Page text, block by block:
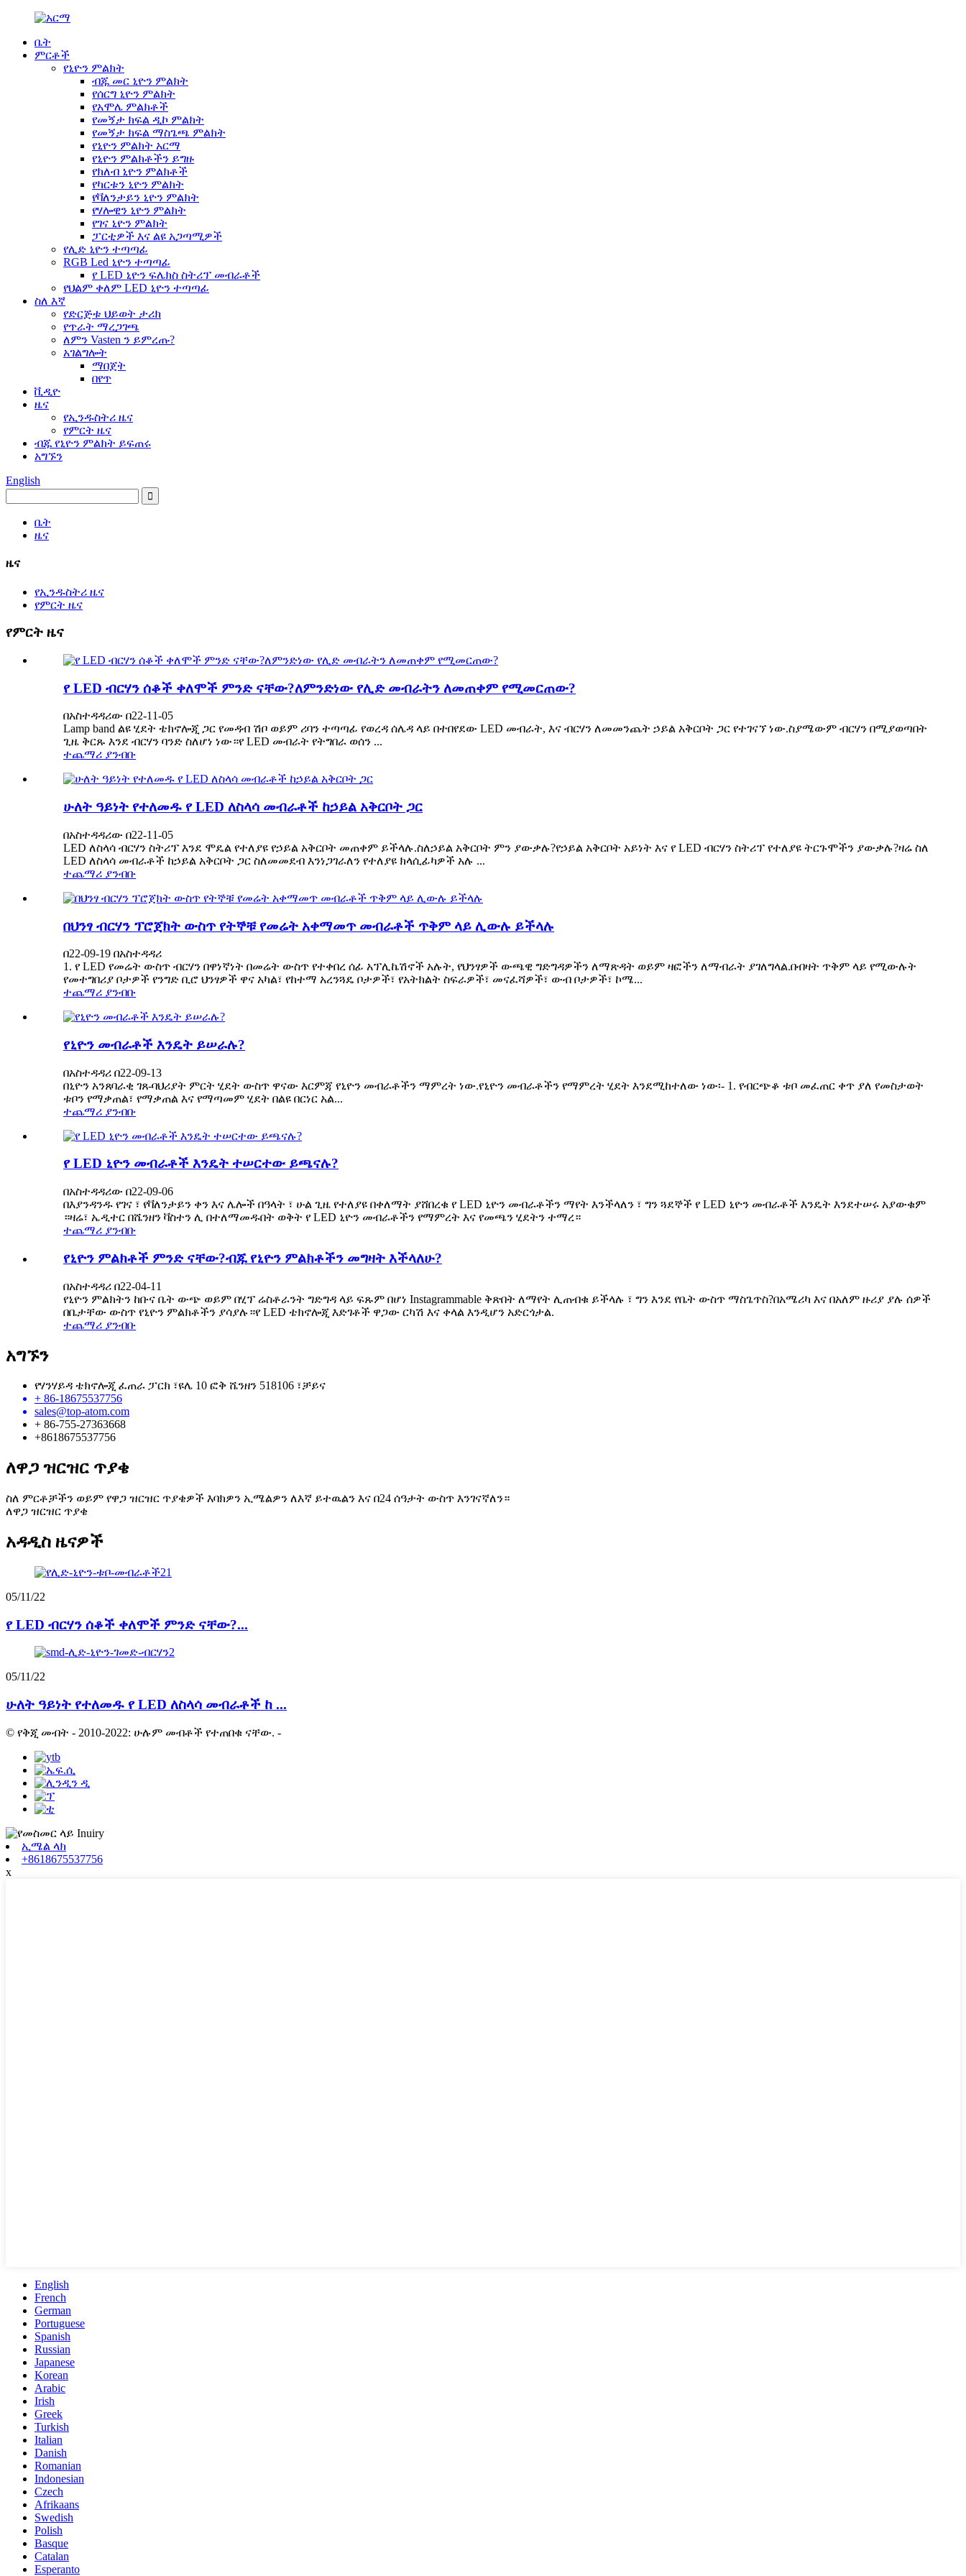
ቤት
ምርቶች
የኒዮን ምልክት
ብጁ መር ኒዮን ምልክት
የሰርግ ኒዮን ምልክት
የአሞሌ ምልክቶች
የመኝታ ክፍል ዲኮ ምልክት
የመኝታ ክፍል ማስጌጫ ምልክት
የኒዮን ምልክት አርማ
የኒዮን ምልክቶችን ይግዙ
የክለብ ኒዮን ምልክቶች
የካርቱን ኒዮን ምልክት
የቫለንታይን ኒዮን ምልክት
የሃሎዊን ኒዮን ምልክት
የገና ኒዮን ምልክት
ፓርቲዎች እና ልዩ አጋጣሚዎች
የሊድ ኒዮን ተጣጣፊ
RGB Led ኒዮን ተጣጣፊ
የ LED ኒዮን ፍሌክስ ስትሪፕ መብራቶች
የህልም ቀለም LED ኒዮን ተጣጣፊ
ስለ እኛ
የድርጅቱ ህይወት ታሪክ
የጥራት ማረጋገጫ
ለምን Vasten ን ይምረጡ?
አገልግሎት
ማበጀት
በየጥ
ቪዲዮ
ዜና
የኢንዱስትሪ ዜና
የምርት ዜና
ብጁ የኒዮን ምልክት ይፍጠሩ
አግኙን
English
ቤት
ዜና
ዜና
የኢንዱስትሪ ዜና
የምርት ዜና
የምርት ዜና
የ LED ብርሃን ሰቆች ቀለሞች ምንድ ናቸው?ለምንድነው የሊድ መብራትን ለመጠቀም የሚመርጠው?
በአስተዳዳሪው በ22-11-05
Lamp band ልዩ ሂደት ቴክኖሎጂ ጋር የመዳብ ሽቦ ወይም ሪባን ተጣጣፊ የወረዳ ሰሌዳ ላይ በተበየደው LED መብራት, እና ብርሃን ለመመንጨት ኃይል አቅርቦት ጋር የተገናኘ ነው.ስያሜውም ብርሃን በሚያወጣበት
ጊዜ ቅርጹ እንደ ብርሃን ባንድ ስለሆነ ነው።የ LED መብራት የትግበራ ወሰን ...
ተጨማሪ ያንብቡ
ሁለት ዓይነት የተለመዱ የ LED ለስላሳ መብራቶች ከኃይል አቅርቦት ጋር
በአስተዳዳሪው በ22-11-05
LED ለስላሳ ብርሃን ስትሪፕ እንደ ሞዴል የተለያዩ የኃይል አቅርቦት መጠቀም ይችላሉ.ስለኃይል አቅርቦት ምን ያውቃሉ?የኃይል አቅርቦት አይነት እና የ LED ብርሃን ስትሪፕ የተለያዩ ትርጉሞችን ያውቃሉ?ዛሬ ስለ
LED ለስላሳ መብራቶች ከኃይል አቅርቦት ጋር ስለመመደብ እንነጋገራለን የተለያዩ ክላሲፊካዎች አሉ ...
ተጨማሪ ያንብቡ
በህንፃ ብርሃን ፕሮጀክት ውስጥ የትኞቹ የመሬት አቀማመጥ መብራቶች ጥቅም ላይ ሊውሉ ይችላሉ
በ22-09-19 በአስተዳዳሪ
1. የ LED የመሬት ውስጥ ብርሃን በዋነኛነት በመሬት ውስጥ የተቀበረ ሰፊ አፕሊኬሽኖች አሉት, የህንፃዎች ውጫዊ ግድግዳዎችን ለማጽዳት ወይም ዛፎችን ለማብራት ያገለግላል.በብዛት ጥቅም ላይ የሚውሉት
የመተግበሪያ ቦታዎች የንግድ ቢሮ ህንፃዎች ዋና አካል፣ የከተማ አረንጓዴ ቦታዎች፣ የአትክልት ስፍራዎች፣ መናፈሻዎች፣ ውብ ቦታዎች፣ ኮሜ...
ተጨማሪ ያንብቡ
የኒዮን መብራቶች እንዴት ይሠራሉ?
በአስተዳዳሪ በ22-09-13
በኒዮን አንጸባራቂ ገጸ-ባህሪያት ምርት ሂደት ውስጥ ዋናው እርምጃ የኒዮን መብራቶችን ማምረት ነው.የኒዮን መብራቶችን የማምረት ሂደት እንደሚከተለው ነው፡- 1. የብርጭቆ ቱቦ መፈጠር ቀጥ ያለ የመስታወት
ቱቦን የማቃጠል፣ የማቃጠል እና የማጣመም ሂደት በልዩ በርነር አል...
ተጨማሪ ያንብቡ
የ LED ኒዮን መብራቶች እንዴት ተሠርተው ይጫናሉ?
በአስተዳዳሪው በ22-09-06
በእያንዳንዱ የገና ፣ የቫለንታይን ቀን እና ሌሎች በዓላት ፣ ሁል ጊዜ የተለያዩ በቀለማት ያሸበረቁ የ LED ኒዮን መብራቶችን ማየት እንችላለን ፣ ግን ጓደኞች የ LED ኒዮን መብራቶች እንዴት እንደተሠሩ አያውቁም
።ዛሬ፣ ኤዲተር በሼንዘን ቫስተን ሊ በተለማመዱበት ወቅት የ LED ኒዮን መብራቶችን የማምረት እና የመጫን ሂደትን ተማረ።
ተጨማሪ ያንብቡ
የኒዮን ምልክቶች ምንድ ናቸው?ብጁ የኒዮን ምልክቶችን መግዛት እችላለሁ?
በአስተዳዳሪ በ22-04-11
የኒዮን ምልክትን ከቡና ቤት ውጭ ወይም በሂፕ ሬስቶራንት ግድግዳ ላይ ፍጹም በሆነ Instagrammable ቅጽበት ለማየት ሊጠብቁ ይችላሉ ፣ ግን እንደ የቤት ውስጥ ማስጌጥስ?በአሜሪካ እና በአለም ዙሪያ ያሉ ሰዎች
በቤታቸው ውስጥ የኒዮን ምልክቶችን ያሳያሉ።የ LED ቴክኖሎጂ እድገቶች ዋጋው ርካሽ እና ቀላል እንዲሆን አድርጎታል.
ተጨማሪ ያንብቡ
አግኙን
የሃንሃይዳ ቴክኖሎጂ ፈጠራ ፓርክ ፣ዩሌ 10 ፎቅ ሼንዘን 518106 ፣ቻይና
+ 86-18675537756
sales@top-atom.com
+ 86-755-27363668
+8618675537756
ለዋጋ ዝርዝር ጥያቄ
ስለ ምርቶቻችን ወይም የዋጋ ዝርዝር ጥያቄዎች እባክዎን ኢሜልዎን ለእኛ ይተዉልን እና በ24 ሰዓታት ውስጥ እንገናኛለን።
ለዋጋ ዝርዝር ጥያቄ
አዳዲስ ዜናዎች
05/11/22
የ LED ብርሃን ሰቆች ቀለሞች ምንድ ናቸው?...
05/11/22
ሁለት ዓይነት የተለመዱ የ LED ለስላሳ መብራቶች ከ ...
© የቅጂ መብት - 2010-2022: ሁሉም መብቶች የተጠበቁ ናቸው. -
ኢሜል ላክ
+8618675537756
x
English
French
German
Portuguese
Spanish
Russian
Japanese
Korean
Arabic
Irish
Greek
Turkish
Italian
Danish
Romanian
Indonesian
Czech
Afrikaans
Swedish
Polish
Basque
Catalan
Esperanto